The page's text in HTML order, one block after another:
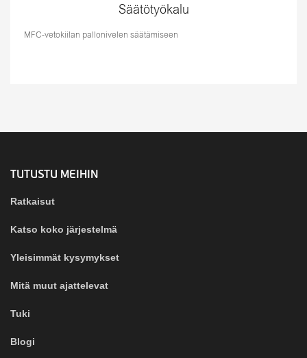
Säätötyökalu
MFC-vetokiilan pallonivelen säätämiseen
TUTUSTU MEIHIN
Ratkaisut
Katso koko järjestelmä
Yleisimmät kysymykset
Mitä muut ajattelevat
Tuki
Blogi